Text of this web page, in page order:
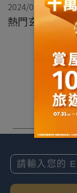
2024/03/14
熱門玄關設計